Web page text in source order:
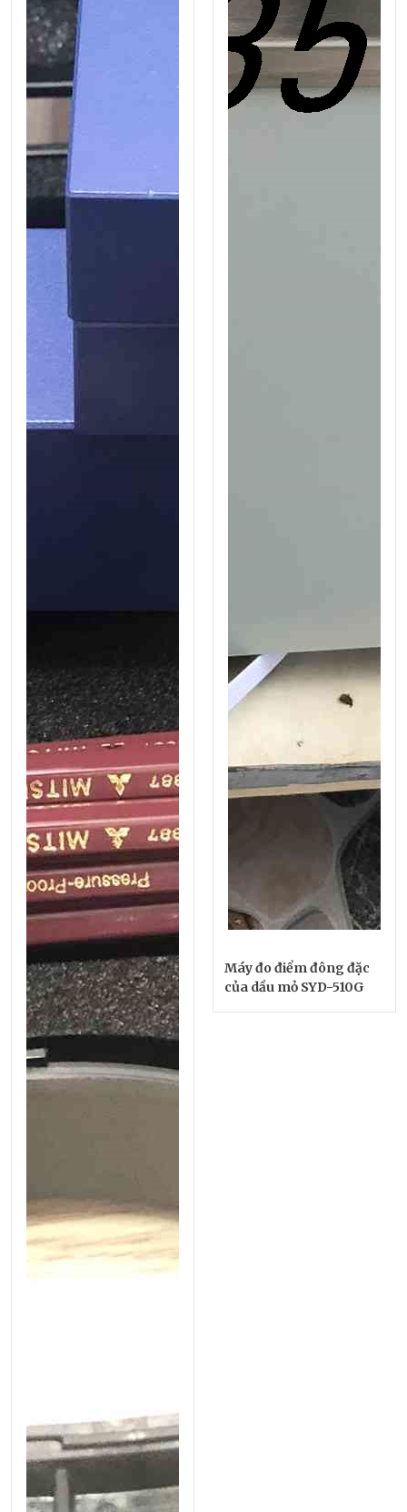
Máy đo điểm đông đặc
của dầu mỏ SYD-510G